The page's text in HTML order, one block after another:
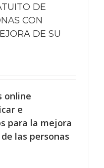
DE
CON
DE SU
online
e
para la mejora
las personas